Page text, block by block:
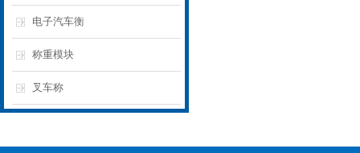
电子汽车衡
称重模块
叉车称